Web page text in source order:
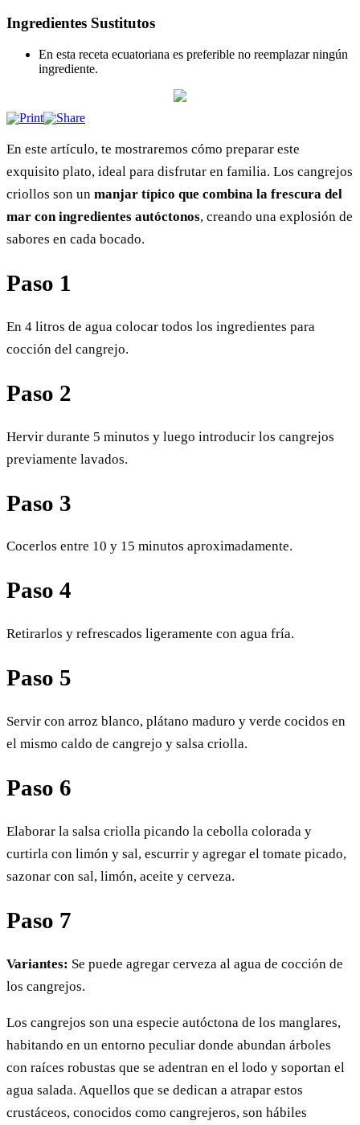
Ingredientes Sustitutos
En esta receta ecuatoriana es preferible no reemplazar ningún
ingrediente.
En este artículo, te mostraremos cómo preparar este
exquisito plato, ideal para disfrutar en familia. Los cangrejos
criollos son un manjar típico que combina la frescura del
mar con ingredientes autóctonos, creando una explosión de
sabores en cada bocado.
Paso 1
En 4 litros de agua colocar todos los ingredientes para
cocción del cangrejo.
Paso 2
Hervir durante 5 minutos y luego introducir los cangrejos
previamente lavados.
Paso 3
Cocerlos entre 10 y 15 minutos aproximadamente.
Paso 4
Retirarlos y refrescados ligeramente con agua fría.
Paso 5
Servir con arroz blanco, plátano maduro y verde cocidos en
el mismo caldo de cangrejo y salsa criolla.
Paso 6
Elaborar la salsa criolla picando la cebolla colorada y
curtirla con limón y sal, escurrir y agregar el tomate picado,
sazonar con sal, limón, aceite y cerveza.
Paso 7
Variantes: Se puede agregar cerveza al agua de cocción de
los cangrejos.
Los cangrejos son una especie autóctona de los manglares,
habitando en un entorno peculiar donde abundan árboles
con raíces robustas que se adentran en el lodo y soportan el
agua salada. Aquellos que se dedican a atrapar estos
crustáceos, conocidos como cangrejeros, son hábiles